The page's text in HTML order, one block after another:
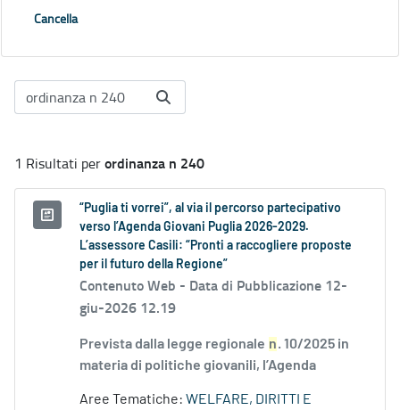
Cancella
1 Risultati perordinanza n 240
“Puglia ti vorrei”, al via il percorso partecipativo
verso l’Agenda Giovani Puglia 2026-2029.
L’assessore Casili: “Pronti a raccogliere proposte
per il futuro della Regione”
Contenuto Web - Data di Pubblicazione 12-
giu-2026 12.19
Prevista dalla legge regionale n. 10/2025 in
materia di politiche giovanili, l’Agenda
Aree Tematiche: WELFARE, DIRITTI E